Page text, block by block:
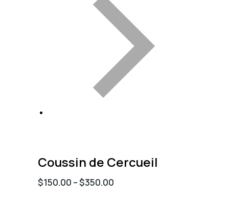
Coussin de Cercueil
$150.00 –$350.00